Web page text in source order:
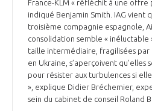
France-KLM « réfléchit à une offre
indiqué Benjamin Smith. IAG vient
troisième compagnie espagnole,
consolidation semble « inéluctable
taille intermédiaire, fragilisées par
en Ukraine, s’aperçoivent qu’elles
pour résister aux turbulences si
», explique Didier Bréchemier,
sein du cabinet de conseil Roland